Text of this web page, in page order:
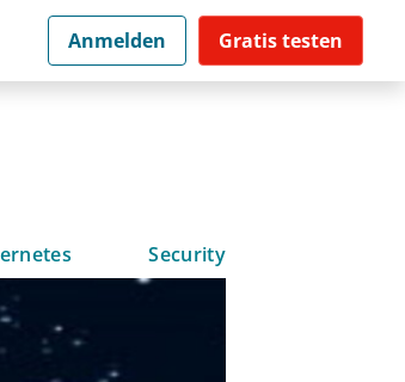
Anmelden Gratis testen
Security